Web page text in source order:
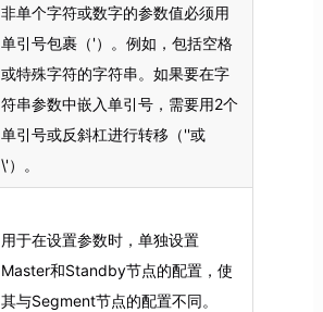
非单个字符或数字的参数值必须用
单引号包裹（'）。例如，包括空格
或特殊字符的字符串。如果要在字
符串参数中嵌入单引号，需要用2个
单引号或反斜杠进行转移（''或
\'）。
用于在设置参数时，单独设置
Master和Standby节点的配置，使
其与Segment节点的配置不同。